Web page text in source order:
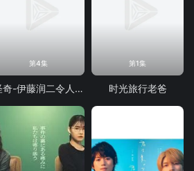
第4集
怪奇-伊藤润二令人彻夜难眠的奇异故事
第1集
时光旅行老爸